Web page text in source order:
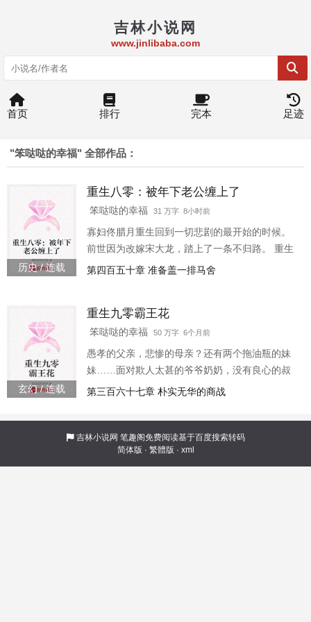
吉林小说网
www.jinlibaba.com
首页 排行 完本 足迹
"笨哒哒的幸福" 全部作品：
历史 / 连载
重生八零：被年下老公缠上了
笨哒哒的幸福 31 万字 8小时前
寡妇佟腊月重生回到一切悲剧的最开始的时候。
前世因为改嫁宋大龙，踏上了一条不归路。 重生
归来的第一件事便是手刃宋家，把宋家全家搞的
腊月日子越来越好，儿女也健康成长，公婆也改
邪归正，对佟腊月言听计从。 但是，那个年下黏
人的军医邻居，却放着高薪厚禄不去，反而整天
缠在佟腊月身边。 军医出身的他，每天像个牛马
第四百五十章 准备盖一排马舍
玄幻 / 连载
重生九零霸王花
笨哒哒的幸福 50 万字 6个月前
愚孝的父亲，悲惨的母亲？还有两个拖油瓶的妹
妹……面对欺人太甚的爷爷奶奶，没有良心的叔
叔婶婶，丧心病狂的姑姑姑父，重生的柴米步步
众叛亲离的滋味……多年后，外人都说柴米是个
冷血的小富婆，只要她自己知道，来时的路，到
底多么举步维艰……不过，那只是过往岁月的些
许风霜罢了。
第三百六十七章 朴实无华的商战
吉林小说网 笔趣阁免费阅读基于百度搜索转码
简体版 · 繁體版 · xml